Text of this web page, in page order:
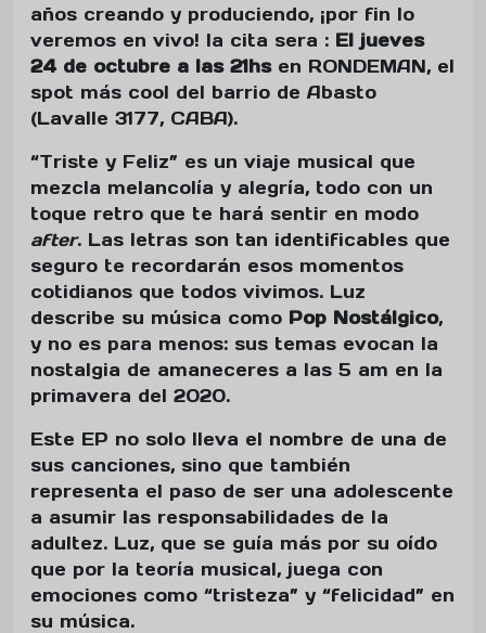
años creando y produciendo, ¡por fin lo
veremos en vivo! la cita sera : El jueves
24 de octubre a las 21hsen RONDEMAN, el
spot más cool del barrio de Abasto
(Lavalle 3177, CABA).
“Triste y Feliz” es un viaje musical que
mezcla melancolía y alegría, todo con un
toque retro que te hará sentir en modo
after. Las letras son tan identificables que
seguro te recordarán esos momentos
cotidianos que todos vivimos. Luz
describe su música como Pop Nostálgico,
y no es para menos: sus temas evocan la
nostalgia de amaneceres a las 5 am en la
primavera del 2020.
Este EP no solo lleva el nombre de una de
sus canciones, sino que también
representa el paso de ser una adolescente
a asumir las responsabilidades de la
adultez. Luz, que se guía más por su oído
que por la teoría musical, juega con
emociones como “tristeza” y “felicidad” en
su música.